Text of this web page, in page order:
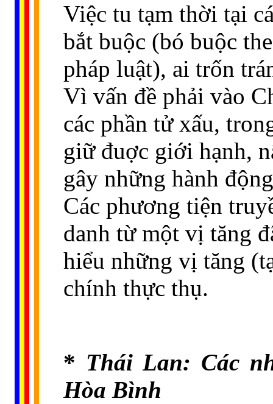
Việc tu tạm thời tại
bắt buộc (bó buộc
pháp luật), ai trốn
Vì vấn đề phải vào
các phần tử xấu,
giữ đuợc giới hạnh,
gây những hành
Các phương tiện
danh từ một vị tăng
hiểu những vị tăng
chính thực thụ.
* Thái Lan: Các
Hòa Bình